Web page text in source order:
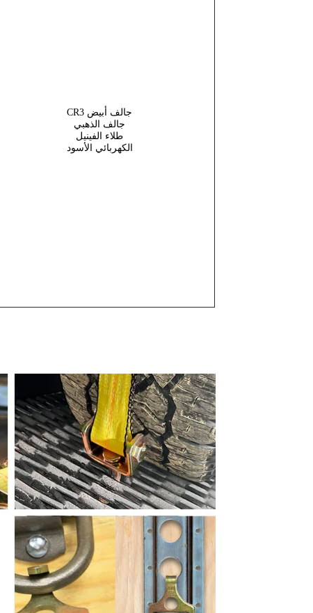
CR3 جالف أبيض
جالف الذهبي
طلاء الفينيل
الكهربائي الأسود